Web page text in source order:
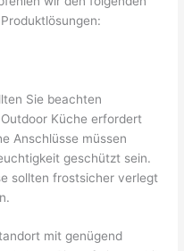
Sie beachten
Küche erfordert
Anschlüsse müssen
geschützt sein.
sollten frostsicher verlegt
mit genügend